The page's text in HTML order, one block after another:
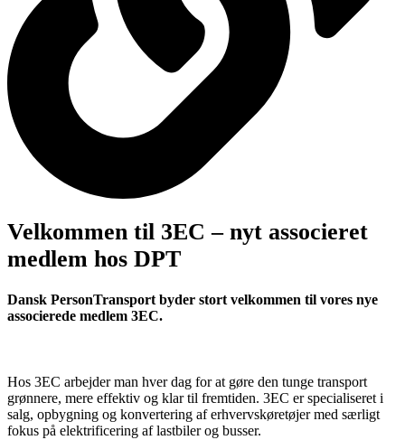
Velkommen til 3EC – nyt associeret
medlem hos DPT
Dansk PersonTransport byder stort velkommen til vores nye
associerede medlem 3EC.
Hos 3EC arbejder man hver dag for at gøre den tunge transport
grønnere, mere effektiv og klar til fremtiden. 3EC er specialiseret i
salg, opbygning og konvertering af erhvervskøretøjer med særligt
fokus på elektrificering af lastbiler og busser.